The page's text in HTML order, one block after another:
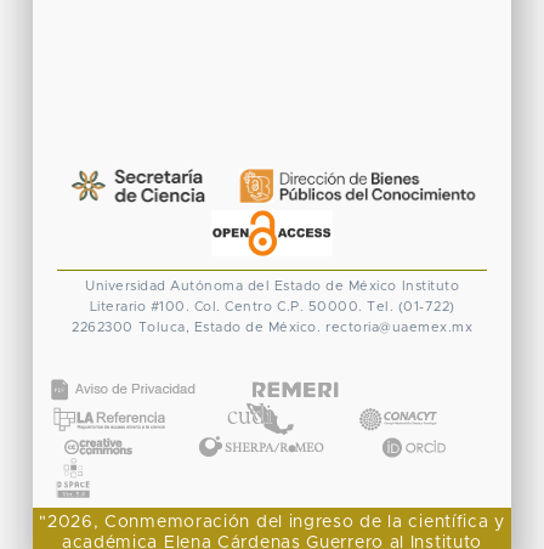
Universidad Autónoma del Estado de México
Instituto
Literario #100. Col. Centro C.P. 50000. Tel. (01-722)
2262300 Toluca, Estado de México. rectoria@uaemex.mx
"2026, Conmemoración del ingreso de la científica y
académica Elena Cárdenas Guerrero al Instituto